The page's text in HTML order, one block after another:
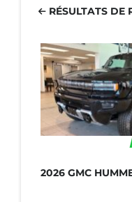
RÉSULTATS DE